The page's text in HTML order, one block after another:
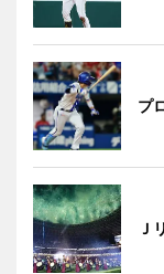
プ
Ｊ